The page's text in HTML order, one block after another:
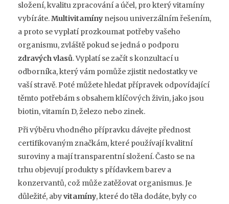
složení, kvalitu zpracování a účel, pro který vitamíny
vybíráte.Multivitamíny nejsou univerzálním řešením,
a proto se vyplatí prozkoumat potřeby vašeho
organismu, zvláště pokud se jedná o podporu
zdravých vlasů. Vyplatí se začít s konzultací u
odborníka, který vám pomůže zjistit nedostatky ve
vaší stravě. Poté můžete hledat přípravek odpovídající
těmto potřebám s obsahem klíčových živin, jako jsou
biotin, vitamín D, železo nebo zinek.
Při výběru vhodného přípravku dávejte přednost
certifikovaným značkám, které používají kvalitní
suroviny a mají transparentní složení. Často se na
trhu objevují produkty s přídavkem barev a
konzervantů, což může zatěžovat organismus. Je
důležité, abyvitamíny, které do těla dodáte, byly co